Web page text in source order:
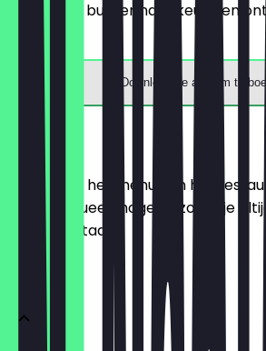
Bestel een burger naar keuze en
frisdrank.
Download de app om te
Menu
Hier vind je het menu van het
het zo actueel mogelijk, zodat je
wachten staat.
BURGER